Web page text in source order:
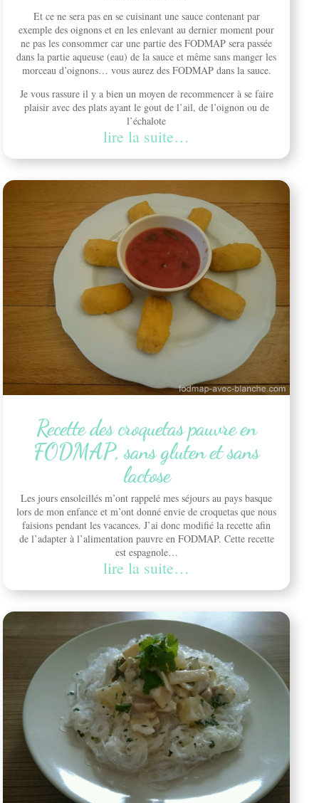
Et ce ne sera pas en se cuisinant une sauce contenant par
exemple des oignons et en les enlevant au dernier moment pour
ne pas les consommer car une partie des FODMAP sera passée
dans la partie aqueuse (eau) de la sauce et même sans manger les
morceau d’oignons… vous aurez des FODMAP dans la sauce.
Je vous rassure il y a bien un moyen de recommencer à se faire
plaisir avec des plats ayant le gout de l’ail, de l’oignon ou de
l’échalote
lire la suite…
Recette des croquetas pauvre en
FODMAP, sans gluten et sans
lactose
Les jours ensoleillés m’ont rappelé mes séjours au pays basque
lors de mon enfance et m’ont donné envie de croquetas que nous
faisions pendant les vacances. J’ai donc modifié la recette afin
de l’adapter à l’alimentation pauvre en FODMAP. Cette recette
est espagnole…
lire la suite…